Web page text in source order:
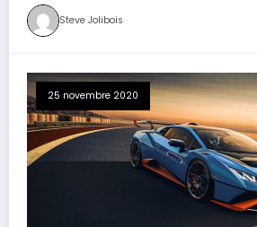
Steve Jolibois
25 novembre 2020